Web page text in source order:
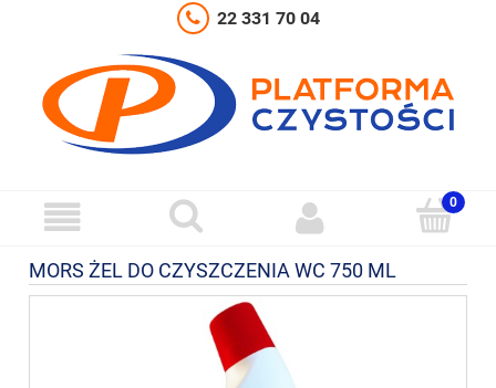
22 331 70 04
MORS ŻEL DO CZYSZCZENIA WC 750 ML